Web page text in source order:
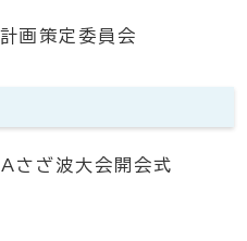
画策定委員会
さざ波大会開会式